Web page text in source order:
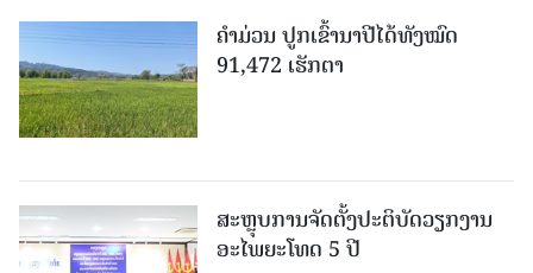
ຄໍາມ່ວນ ປູກເຂົ້ານາປີໄດ້ທັງໝົດ
91,472 ເຮັກຕາ
ສະຫຼຸບການຈັດຕັ້ງປະຕິບັດວຽກງານ
ອະໄພຍະໂທດ 5 ປີ